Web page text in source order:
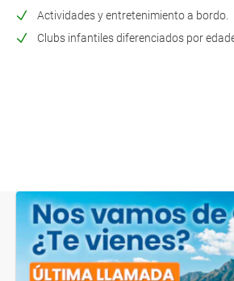
Actividades y entretenimiento a bordo.
Clubs infantiles diferenciados por